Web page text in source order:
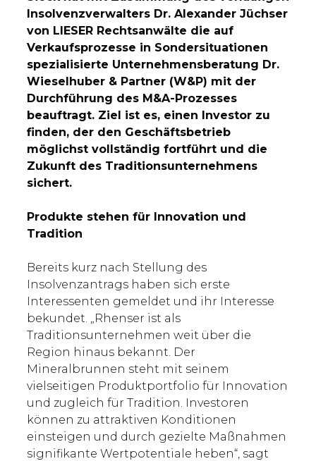
Insolvenzverwalters Dr. Alexander Jüchser
von LIESER Rechtsanwälte die auf
Verkaufsprozesse in Sondersituationen
spezialisierte Unternehmensberatung Dr.
Wieselhuber & Partner (W&P) mit der
Durchführung des M&A-Prozesses
beauftragt. Ziel ist es, einen Investor zu
finden, der den Geschäftsbetrieb
möglichst vollständig fortführt und die
Zukunft des Traditionsunternehmens
sichert.
Produkte stehen für Innovation und
Tradition
Bereits kurz nach Stellung des
Insolvenzantrags haben sich erste
Interessenten gemeldet und ihr Interesse
bekundet. „Rhenser ist als
Traditionsunternehmen weit über die
Region hinaus bekannt. Der
Mineralbrunnen steht mit seinem
vielseitigen Produktportfolio für Innovation
und zugleich für Tradition. Investoren
können zu attraktiven Konditionen
einsteigen und durch gezielte Maßnahmen
signifikante Wertpotentiale heben“, sagt